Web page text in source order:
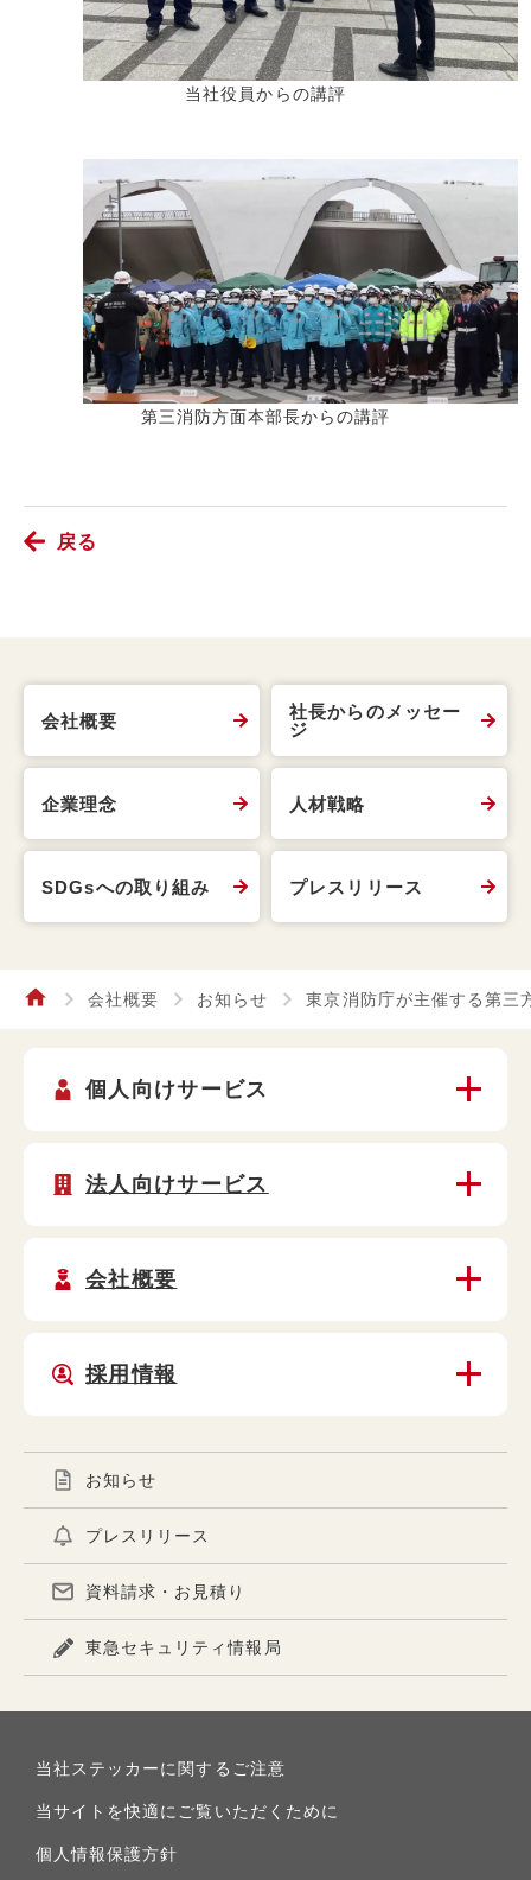
当社役員からの講評
第三消防方面本部長からの講評
戻る
会社概要
社長からのメッセー
ジ
企業理念 人材戦略
SDGsへの取り組み プレスリリース
会社概要 お知らせ 東京消防庁が主催する第三
個人向けサービス
法人向けサービス
会社概要
採用情報
お知らせ
プレスリリース
資料請求・お見積り
東急セキュリティ情報局
当社ステッカーに関するご注意
当サイトを快適にご覧いただくために
個人情報保護方針